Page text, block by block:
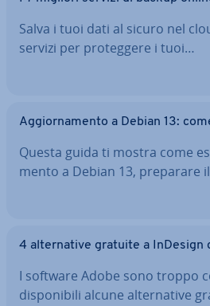
Salva i tuoi dati al sicuro nel
servizi per pro­teg­ge­re i tuoi…
Ag­gior­na­men­to a Debian 13:
Questa guida ti mostra come
men­to a Debian 13, preparare
4 al­ter­na­ti­ve gratuite a InDesign
I software Adobe sono troppo
di­spo­ni­bi­li alcune al­ter­na­ti­ve